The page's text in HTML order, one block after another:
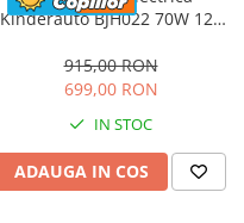
Kinderauto BJH022 70W 12V
culoare Rosie
915,00 RON
699,00 RON
IN STOC
ADAUGA IN COS